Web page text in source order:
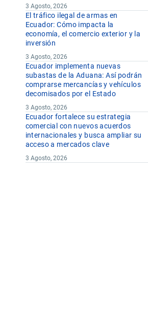
3 Agosto, 2026
El tráfico ilegal de armas en
Ecuador: Cómo impacta la
economía, el comercio exterior y la
inversión
3 Agosto, 2026
Ecuador implementa nuevas
subastas de la Aduana: Así podrán
comprarse mercancías y vehículos
decomisados por el Estado
3 Agosto, 2026
Ecuador fortalece su estrategia
comercial con nuevos acuerdos
internacionales y busca ampliar su
acceso a mercados clave
3 Agosto, 2026